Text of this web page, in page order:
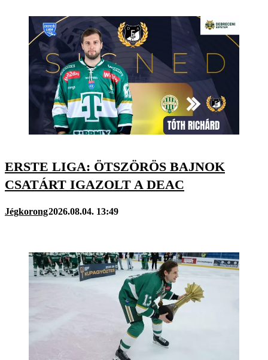
ERSTE LIGA: ÖTSZÖRÖS BAJNOK
CSATÁRT IGAZOLT A DEAC
Jégkorong2026.08.04. 13:49